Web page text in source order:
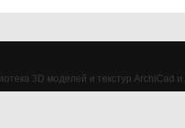
3D моделей и текстур ArchiCad и